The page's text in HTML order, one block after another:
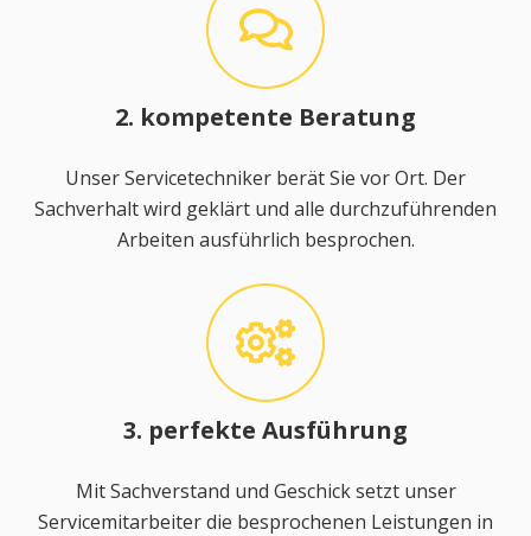
2. kompetente Beratung
Unser Servicetechniker berät Sie vor Ort. Der
Sachverhalt wird geklärt und alle durchzuführenden
Arbeiten ausführlich besprochen.
3. perfekte Ausführung
Mit Sachverstand und Geschick setzt unser
Servicemitarbeiter die besprochenen Leistungen in